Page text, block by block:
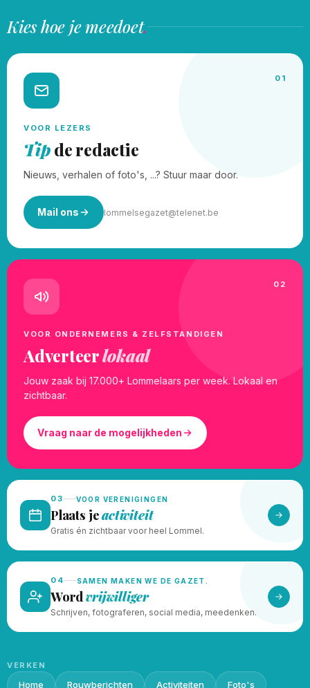
Kies hoe je meedoet.
01
VOOR LEZERS
Tipde redactie
Nieuws, verhalen of foto's, ...? Stuur maar door.
Mail ons lommelsegazet@telenet.be
02
VOOR ONDERNEMERS & ZELFSTANDIGEN
Adverteerlokaal
Jouw zaak bij 17.000+ Lommelaars per week. Lokaal en
zichtbaar.
Vraag naar de mogelijkheden
03 VOOR VERENIGINGEN
Plaats jeactiviteit
Gratis én zichtbaar voor heel Lommel.
04 SAMEN MAKEN WE DE GAZET.
Wordvrijwilliger
Schrijven, fotograferen, social media, meedenken.
VERKEN
Home Rouwberichten Activiteiten Foto's